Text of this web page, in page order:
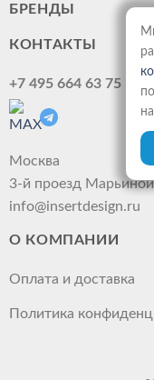
БРЕНДЫ
КОНТАКТЫ
+7 495 664 63 75
Москва
3-й проезд
info@insertdesign.ru
О КОМПАНИИ
Оплата и доставка
Политика